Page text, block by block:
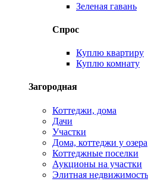
Зеленая гавань
Спрос
Куплю квартиру
Куплю комнату
Загородная
Коттеджи, дома
Дачи
Участки
Дома, коттеджи у озера
Коттеджные поселки
Аукционы на участки
Элитная недвижимость